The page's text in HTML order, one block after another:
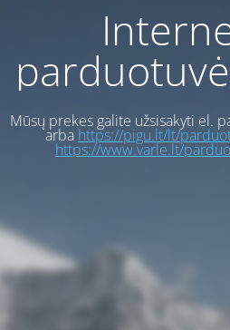
parduotuvė
Mūsų prekes galite užsisakyti el.
arba https://pigu.lt/lt/
https://www.varle.lt/